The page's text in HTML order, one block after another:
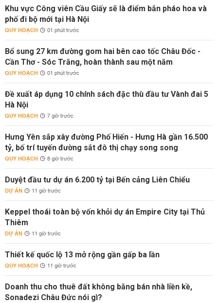
Khu vực Công viên Cầu Giấy sẽ là điểm bắn pháo hoa và
phố đi bộ mới tại Hà Nội
QUY HOẠCH 01 phút trước
Bổ sung 27 km đường gom hai bên cao tốc Châu Đốc -
Cần Thơ - Sóc Trăng, hoàn thành sau một năm
QUY HOẠCH 01 phút trước
Đề xuất áp dụng 10 chính sách đặc thù đầu tư Vành đai 5
Hà Nội
QUY HOẠCH 7 giờ trước
Hưng Yên sắp xây đường Phố Hiến - Hưng Hà gần 16.500
tỷ, bố trí tuyến đường sắt đô thị chạy song song
QUY HOẠCH 8 giờ trước
Duyệt đầu tư dự án 6.200 tỷ tại Bến cảng Liên Chiểu
DỰ ÁN 11 giờ trước
Keppel thoái toàn bộ vốn khỏi dự án Empire City tại Thủ
Thiêm
DỰ ÁN 11 giờ trước
Thiết kế quốc lộ 13 mở rộng gần gấp ba lần
QUY HOẠCH 11 giờ trước
Doanh thu cho thuê đất không bằng bán nhà liền kề,
Sonadezi Châu Đức nói gì?